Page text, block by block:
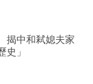
中和弒媳夫家
」